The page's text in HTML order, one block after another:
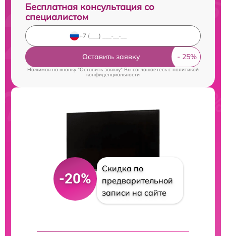
Бесплатная консультация со
специалистом
Оставить заявку
Нажимая на кнопку "Оставить заявку" Вы соглашаетесь cполитикой
конфиденциальности
-20%
Скидка по
предварительной
записи на сайте